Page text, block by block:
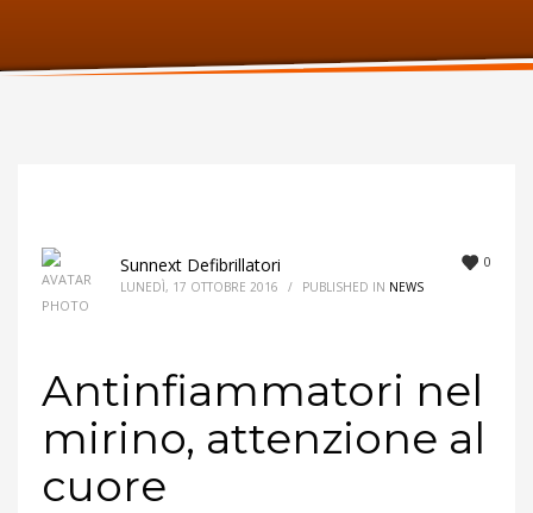
Lunedi:9am – 6pm
0
Sunnext Defibrillatori
LUNEDÌ, 17 OTTOBRE 2016 / PUBLISHED IN NEWS
Antinfiammatori nel
mirino, attenzione al
cuore